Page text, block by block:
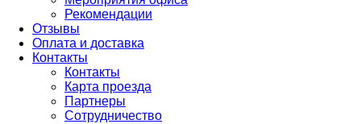
Рекомендации
Отзывы
Оплата и доставка
Контакты
Контакты
Карта проезда
Партнеры
Сотрудничество